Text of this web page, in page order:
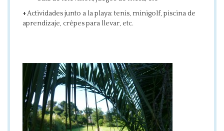
+Actividades junto a la playa: tenis, minigolf, piscina de
aprendizaje, crêpes para llevar, etc.